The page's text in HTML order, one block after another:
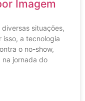
Imagem
situações,
isso, a tecnologia
o no-show,
na jornada do